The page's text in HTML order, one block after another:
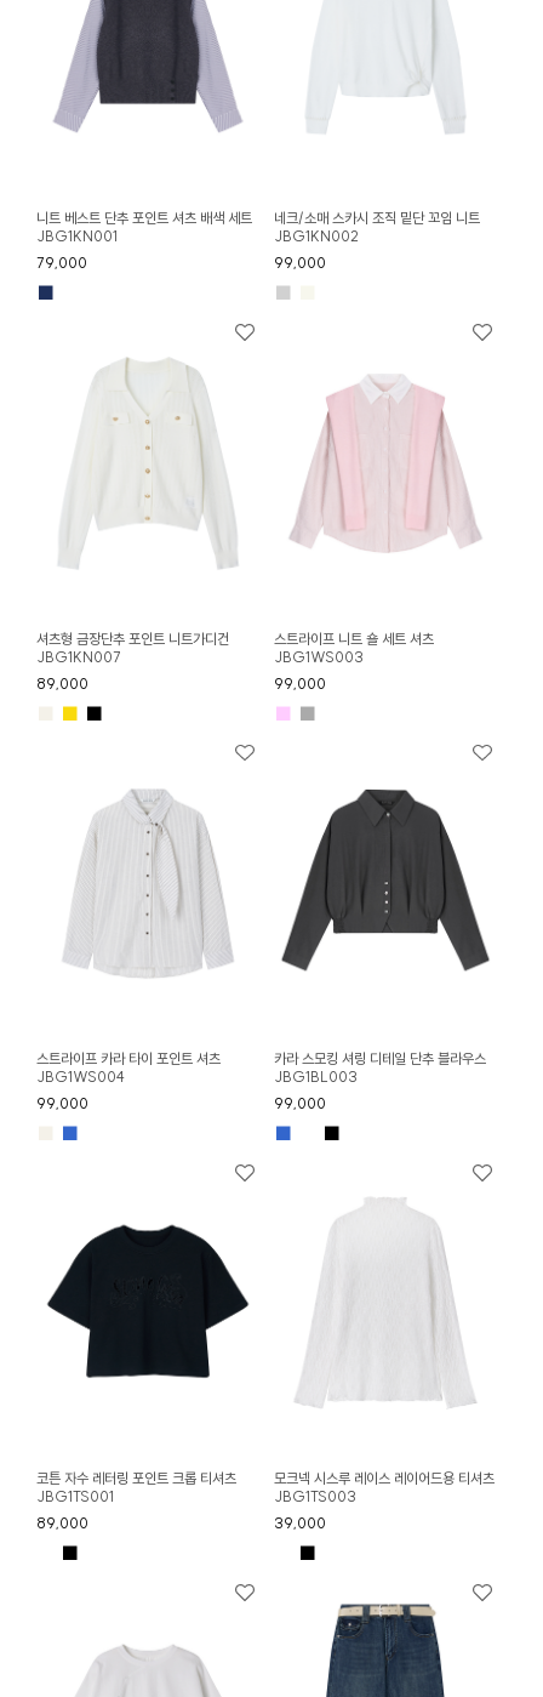
니트 베스트 단추 포인트 셔츠 배색 세트
JBG1KN001
79,000
■
네크/소매 스카시 조직 밑단 꼬임 니트
JBG1KN002
99,000
■
셔츠형 금장단추 포인트 니트가디건
JBG1KN007
89,000
■ ■
스트라이프 니트 숄 세트 셔츠
JBG1WS003
99,000
■ ■
스트라이프 카라 타이 포인트 셔츠
JBG1WS004
99,000
■
카라 스모킹 셔링 디테일 단추 블라우스
JBG1BL003
99,000
■ ■
코튼 자수 레터링 포인트 크롭 티셔츠
JBG1TS001
89,000
■
모크넥 시스루 레이스 레이어드용 티셔츠
JBG1TS003
39,000
■